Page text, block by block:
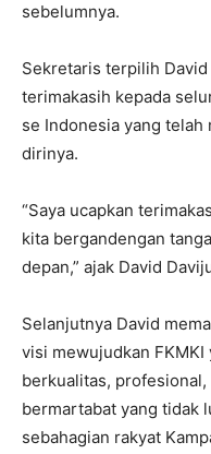
sebelumnya.
Sekretaris terpilih
terimakasih kepada
se Indonesia yang telah
dirinya.
“Saya ucapkan
kita bergandengan
depan,” ajak David
Selanjutnya David
visi mewujudkan FKMKI
berkualitas,
bermartabat yang tidak
sebahagian rakyat